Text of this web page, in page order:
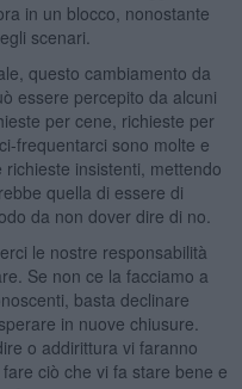
in un blocco, nonostante
scenari.
questo cambiamento da
essere percepito da alcuni
per cene, richieste per
frequentarci sono molte e
insistenti, mettendo
quella di essere di
da non dover dire di no.
le nostre responsabilità
Se non ce la facciamo a
basta declinare
in nuove chiusure.
o addirittura vi faranno
ciò che vi fa stare bene e